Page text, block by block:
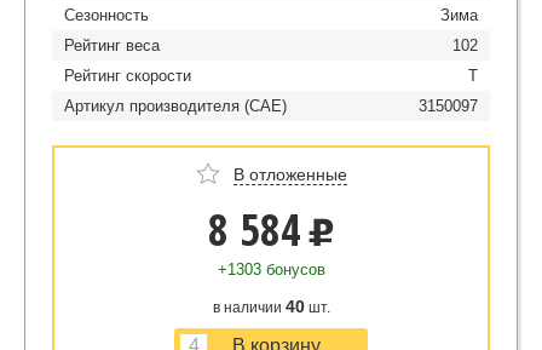
Сезонность
Зима
Рейтинг веса
102
Рейтинг скорости
T
Артикул производителя (CAE)
3150097
В отложенные
8 584 u
+1303 бонусов
в наличии 40шт.